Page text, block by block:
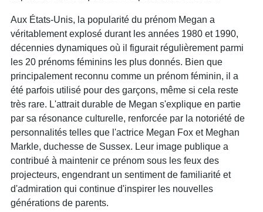
Aux États-Unis, la popularité du prénom Megan a
véritablement explosé durant les années 1980 et 1990,
décennies dynamiques où il figurait régulièrement parmi
les 20 prénoms féminins les plus donnés. Bien que
principalement reconnu comme un prénom féminin, il a
été parfois utilisé pour des garçons, même si cela reste
très rare. L'attrait durable de Megan s'explique en partie
par sa résonance culturelle, renforcée par la notoriété de
personnalités telles que l'actrice Megan Fox et Meghan
Markle, duchesse de Sussex. Leur image publique a
contribué à maintenir ce prénom sous les feux des
projecteurs, engendrant un sentiment de familiarité et
d'admiration qui continue d'inspirer les nouvelles
générations de parents.